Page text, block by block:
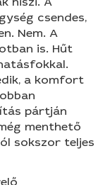
csendes,
Nem. A
is. Hűt
a komfort
pártján
menthető
sokszor teljes